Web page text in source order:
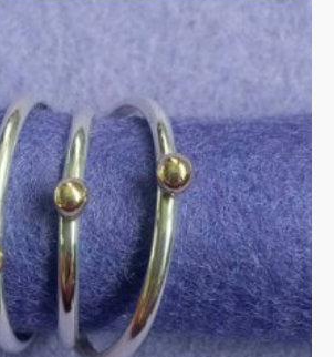
blob op zilveren
band
€155.00
IN WINKELMAND